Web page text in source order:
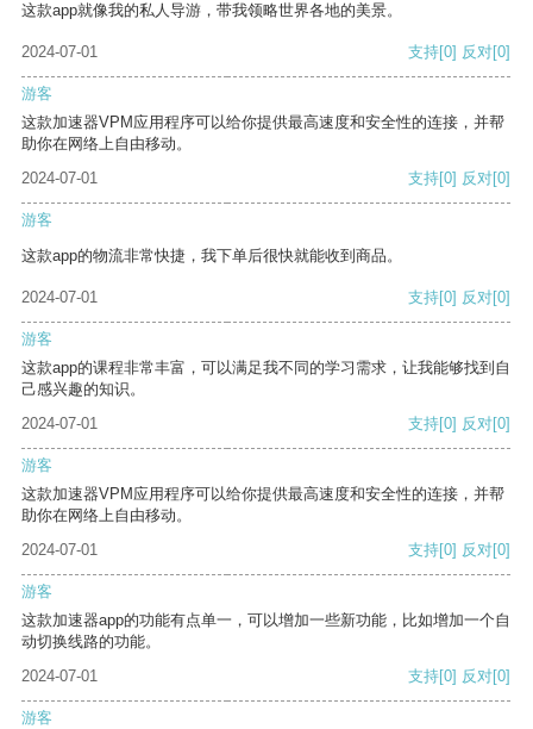
这款app就像我的私人导游，带我领略世界各地的美景。
2024-07-01 支持[0] 反对[0]
游客
这款加速器VPM应用程序可以给你提供最高速度和安全性的连接，并帮
助你在网络上自由移动。
2024-07-01
支持[0] 反对[0]
游客
这款app的物流非常快捷，我下单后很快就能收到商品。
2024-07-01 支持[0] 反对[0]
游客
这款app的课程非常丰富，可以满足我不同的学习需求，让我能够找到自
己感兴趣的知识。
2024-07-01
支持[0] 反对[0]
游客
这款加速器VPM应用程序可以给你提供最高速度和安全性的连接，并帮
助你在网络上自由移动。
2024-07-01
支持[0] 反对[0]
游客
这款加速器app的功能有点单一，可以增加一些新功能，比如增加一个自
动切换线路的功能。
2024-07-01
支持[0] 反对[0]
游客